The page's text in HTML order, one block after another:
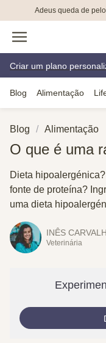
Adeus queda de
Criar um plano
Blog Alimentação
Blog Alimentação
O que é uma
Dieta
fonte de proteína?
uma dieta
INÊS
Veterinária